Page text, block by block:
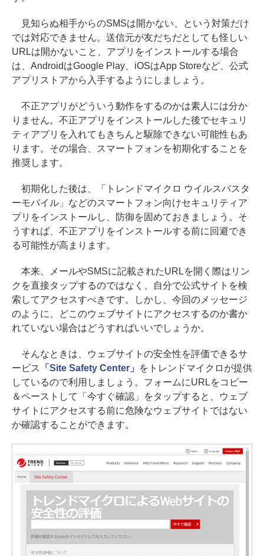
見知らぬ相手からのSMSは開かない、という対策だけ
では対応できません。送信元が友だちだとしても怪しい
URLは開かないこと、アプリをインストールする場合
は、AndroidはGoogle Play、iOSはApp Storeなど、公式
アプリストアから入手するようにしましょう。
不正アプリがどういう動作をするのかは素人には分か
りません。不正アプリをインストールした後でセキュリ
ティアプリを入れてもきちんと駆除できない可能性もあ
ります。その場合、スマートフォンを初期化することを
推奨します。
初期化した後は、「トレンドマイクロ ウイルスバスタ
ーモバイル」などのスマートフォン向けセキュリティア
プリをインストールし、防御を固めておきましょう。そ
うすれば、不正アプリをインストールする前に回避でき
る可能性が高まります。
本来、メールやSMSに記載されたURLを開く際はリン
クを直接タップするのではなく、自分で公式サイトを検
索してアクセスすべきです。しかし、今回のメッセージ
のように、どこのウェブサイトにアクセスするのか書か
れていない場合はどうすればいいでしょうか。
そんなときは、ウェブサイトの安全性を評価できるサ
ービス
「Site Safety Center」
をトレンドマイクロが提供
しているので利用しましょう。フォームにURLをコピー
＆ペーストして「今すぐ確認」をタップすると、ウェブ
サイトにアクセスする前に危険なウェブサイトではない
か確認することができます。